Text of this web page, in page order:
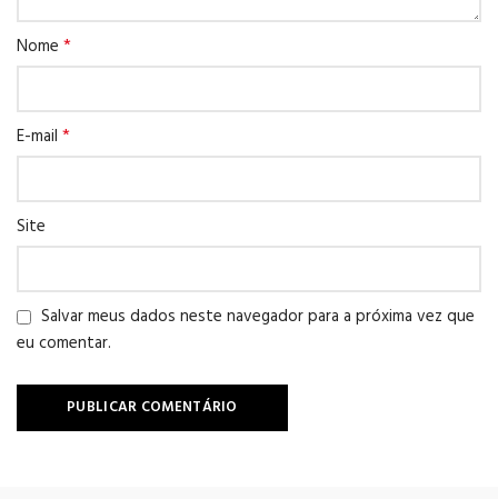
Nome *
E-mail *
Site
Salvar meus dados neste navegador para a próxima vez que
eu comentar.